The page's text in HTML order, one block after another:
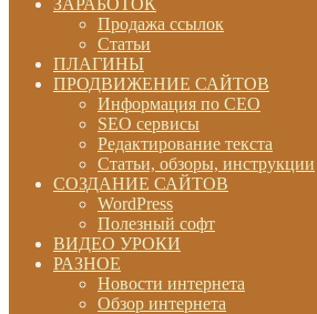
ЗАРАБОТОК
Продажа ссылок
Статьи
ПЛАГИНЫ
ПРОДВИЖЕНИЕ САЙТОВ
Информация по СЕО
SEO сервисы
Редактирование текста
Статьи, обзоры, инструкции
СОЗДАНИЕ САЙТОВ
WordPress
Полезный софт
ВИДЕО УРОКИ
РАЗНОЕ
Новости интернета
Обзор интернета